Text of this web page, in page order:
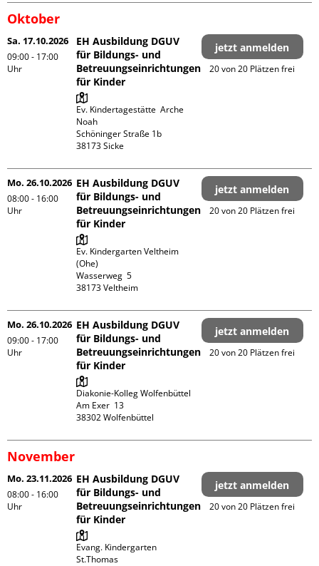
Oktober
Sa. 17.10.2026
09:00 - 17:00
Uhr
EH Ausbildung DGUV
für Bildungs- und
Betreuungseinrichtungen
für Kinder
Ev. Kindertagestätte  Arche
Noah
Schöninger Straße 1b
jetzt anmelden
20 von 20 Plätzen frei
Mo. 26.10.2026
08:00 - 16:00
Uhr
EH Ausbildung DGUV
für Bildungs- und
Betreuungseinrichtungen
für Kinder
Ev. Kindergarten Veltheim
(Ohe)
Wasserweg  5
jetzt anmelden
20 von 20 Plätzen frei
Mo. 26.10.2026
09:00 - 17:00
Uhr
EH Ausbildung DGUV
für Bildungs- und
Betreuungseinrichtungen
für Kinder
Diakonie-Kolleg Wolfenbüttel
Am Exer  13
jetzt anmelden
20 von 20 Plätzen frei
November
Mo. 23.11.2026
08:00 - 16:00
Uhr
EH Ausbildung DGUV
für Bildungs- und
Betreuungseinrichtungen
für Kinder
Evang. Kindergarten
St.Thomas
jetzt anmelden
20 von 20 Plätzen frei